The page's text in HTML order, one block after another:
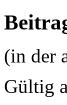
(in der
Gültig